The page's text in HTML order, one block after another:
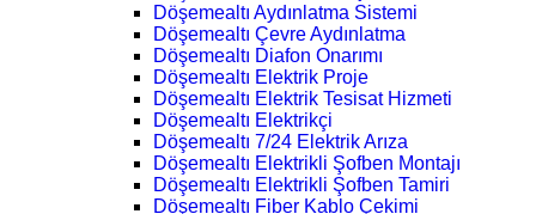
Döşemealtı Aydınlatma Sistemi
Döşemealtı Çevre Aydınlatma
Döşemealtı Diafon Onarımı
Döşemealtı Elektrik Proje
Döşemealtı Elektrik Tesisat Hizmeti
Döşemealtı Elektrikçi
Döşemealtı 7/24 Elektrik Arıza
Döşemealtı Elektrikli Şofben Montajı
Döşemealtı Elektrikli Şofben Tamiri
Döşemealtı Fiber Kablo Çekimi